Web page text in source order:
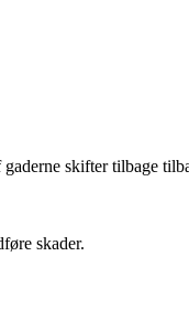
skifter tilbage
skader.